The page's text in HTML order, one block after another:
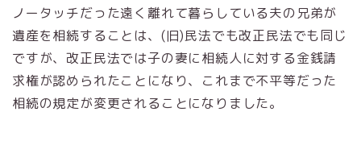
ノータッチだった遠く離れて暮らしている夫の兄弟が
遺産を相続することは、(旧)民法でも改正民法でも同じ
ですが、改正民法では子の妻に相続人に対する金銭請
求権が認められたことになり、これまで不平等だった
相続の規定が変更されることになりました。